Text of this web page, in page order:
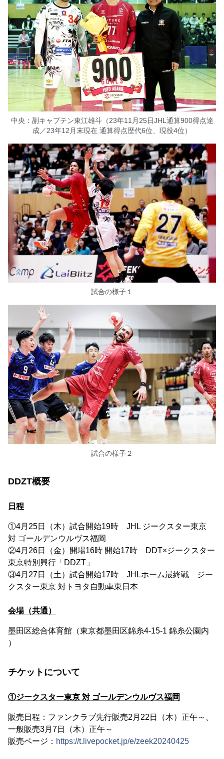
中央：副キャプテン東江雄斗（23年11月25日JHL通算900得点達
成／23年12月末現在 通算得点歴代6位、現役4位）
試合の様子１
試合の様子２
DDZT概要
日程
①4月25日（木）試合開始19時 JHL ジークスター東京
対 ゴールデンウルヴス福岡
②4月26日（金）開場16時 開始17時 DDT×ジークスター
東京特別興行「DDZT」
③4月27日（土）試合開始17時 JHLホーム最終戦 ジー
クスター東京 対トヨタ自動車東日本
会場（共通）
墨田区総合体育館（東京都墨田区錦糸4-15-1 錦糸公園内
）
チケットについて
①ジークスター東京 対 ゴールデンウルヴス福岡
販売日程：ファンクラブ先行販売2月22日（木）正午～、
一般販売3月7日（木）正午～
販売ページ： https://t.livepocket.jp/e/zeek20240425